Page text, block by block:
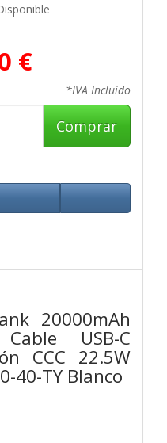
€
*IVA Incluido
Comprar
20000mAh
USB-C
CCC 22.5W
40-TY Blanco